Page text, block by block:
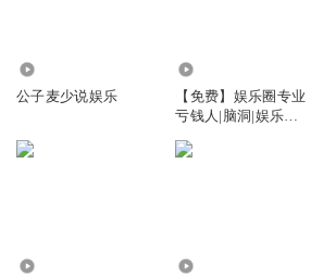
公子麦少说娱乐
【免费】娱乐圈专业
亏钱人|脑洞|娱乐圈|